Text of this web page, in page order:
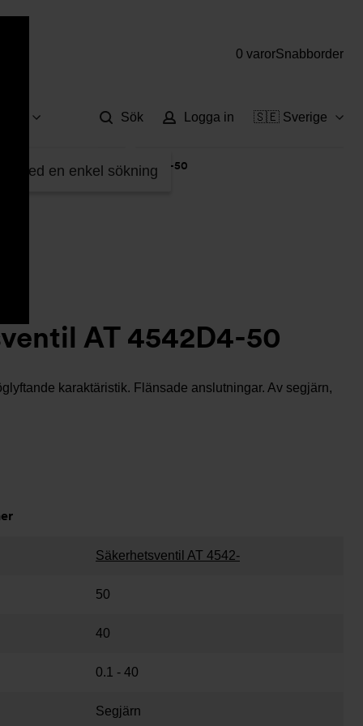
0 varorSnabborder
med en enkel sökning
Sök Logga in 🇸🇪 Sverige
Säkerhetsventil AT 4542D4-50
AT 4542D4-50
karaktäristik. Flänsade anslutningar. Av segjärn,
Säkerhetsventil AT 4542-
50
40
0.1 - 40
Segjärn